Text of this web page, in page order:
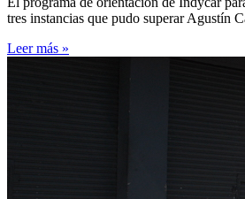
tres instancias que pudo superar Agustín
Leer más »